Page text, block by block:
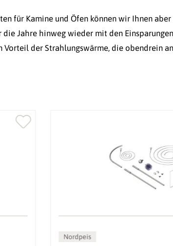
für Kamine und Öfen können wir Ihnen aber
Jahre hinweg wieder mit den
der Strahlungswärme, die obendrein
Nordpeis